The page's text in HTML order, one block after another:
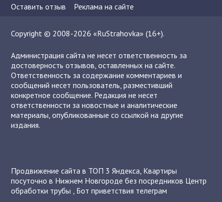
Оставить отзыв
Реклама на сайте
Copyright © 2008-2026 «RuStrahovka» (16+).
Администрация сайта не несет ответственность за
достоверность отзывов, оставленных на сайте.
Ответственность за содержание комментариев и
сообщений несет пользователь, разместивший
конкретное сообщение. Редакция не несет
ответственности за новостные и аналитические
материалы, опубликованные со ссылкой на другие
издания.
Продвижение сайта в ТОП 3 Яндекса, Квартиры
посуточно в Нижнем Новгороде без посредников Центр
обработки трубы , Бот приветствия телеграм